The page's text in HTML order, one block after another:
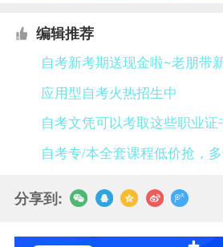
编辑推荐
自考新考期送现金啦~老朋带
应用型自考火热招生中
自考文凭可以考取这些职业证
自考专/本全套课程低价抢，
分享到: